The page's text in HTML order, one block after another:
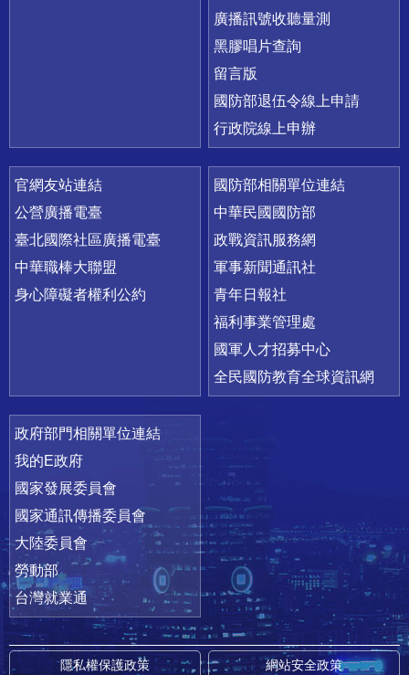
廣播訊號收聽量測
黑膠唱片查詢
留言版
國防部退伍令線上申請
行政院線上申辦
官網友站連結
公營廣播電臺
臺北國際社區廣播電臺
中華職棒大聯盟
身心障礙者權利公約
國防部相關單位連結
中華民國國防部
政戰資訊服務網
軍事新聞通訊社
青年日報社
福利事業管理處
國軍人才招募中心
全民國防教育全球資訊網
政府部門相關單位連結
我的E政府
國家發展委員會
國家通訊傳播委員會
大陸委員會
勞動部
台灣就業通
隱私權保護政策 網站安全政策